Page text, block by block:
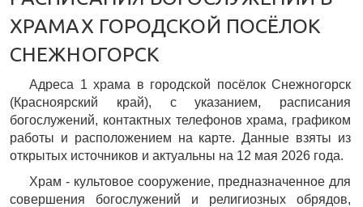
ХРАМАХ ГОРОДСКОЙ ПОСЁЛОК
СНЕЖНОГОРСК
Адреса 1 храма в городской посёлок Снежногорск
(Красноярский край), c указанием, расписания
богослужений, контактных телефонов храма, графиком
работы и расположением на карте. Данные взяты из
открытых источников и актуальны на 12 мая 2026 года.
Храм - культовое сооружение, предназначенное для
совершения богослужений и религиозных обрядов,